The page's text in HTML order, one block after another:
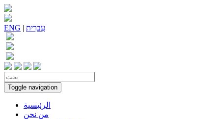
ENG | עִברִית
Toggle navigation
الرئيسية
من نحن